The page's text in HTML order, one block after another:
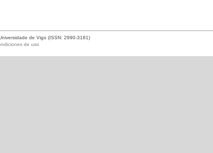
de Vigo (ISSN: 2990-3181)
de uso